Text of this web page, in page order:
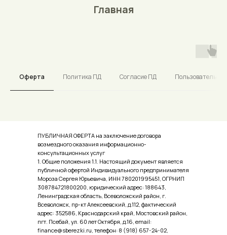
Главная
Оферта Политика ПД Согласие ПД
ПУБЛИЧНАЯ ОФЕРТА на заключение договора
возмездного оказания информационно-
консультационных услуг
1. Общие положения 1.1. Настоящий документ является
публичной офертой Индивидуального предпринимателя
Мороза Сергея Юрьевича, ИНН 780201995451, ОГРНИП
308784721800200, юридический адрес: 188643,
Ленинградская область, Всеволожский район, г.
Всеволожск, пр-кт Алексеевский, д.112, фактический
адрес: 352586, Краснодарский край, Мостовский район,
пгт. Псебай, ул. 60 лет Октября, д.16, email:
finance@sberezki.ru, телефон: 8 (918) 657-24-02,